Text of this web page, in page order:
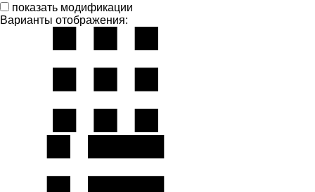
показать модификации
Варианты отображения: